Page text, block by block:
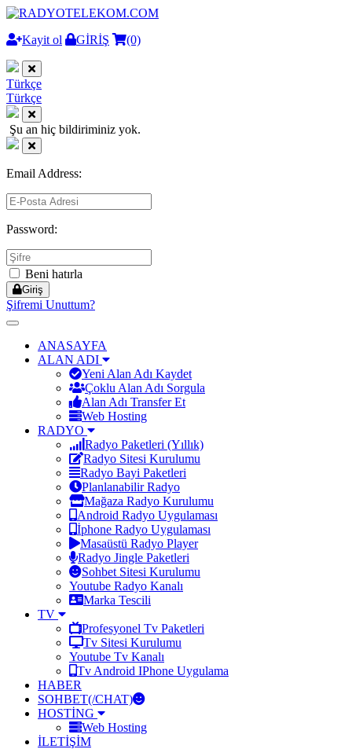
Kayit ol GİRİŞ (0)
Türkçe
Türkçe
Şu an hiç bildiriminiz yok.
Email Address:
Password:
Beni hatırla
Giriş
Şifremi Unuttum?
Toggle
navigationANASAYFA
ALAN ADI
Yeni Alan Adı Kaydet
Çoklu Alan Adı Sorgula
Alan Adı Transfer Et
Web Hosting
RADYO
Radyo Paketleri (Yıllık)
Radyo Sitesi Kurulumu
Radyo Bayi Paketleri
Planlanabilir Radyo
Mağaza Radyo Kurulumu
Android Radyo Uygulaması
İphone Radyo Uygulaması
Masaüstü Radyo Player
Radyo Jingle Paketleri
Sohbet Sitesi Kurulumu
Youtube Radyo Kanalı
Marka Tescili
TV
Profesyonel Tv Paketleri
Tv Sitesi Kurulumu
Youtube Tv Kanalı
Tv Android IPhone Uygulama
HABER
SOHBET(/CHAT)
HOSTİNG
Web Hosting
İLETİŞİM